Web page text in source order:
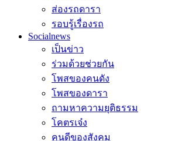
ส่องรถดารา
รอบรู้เรื่องรถ
Socialnews
เป็นข่าว
ร่วมด้วยช่วยกัน
โพสของคนดัง
โพสของดารา
ถามหาความยุติธรรม
โคตรเจ๋ง
คนดีของสังคม